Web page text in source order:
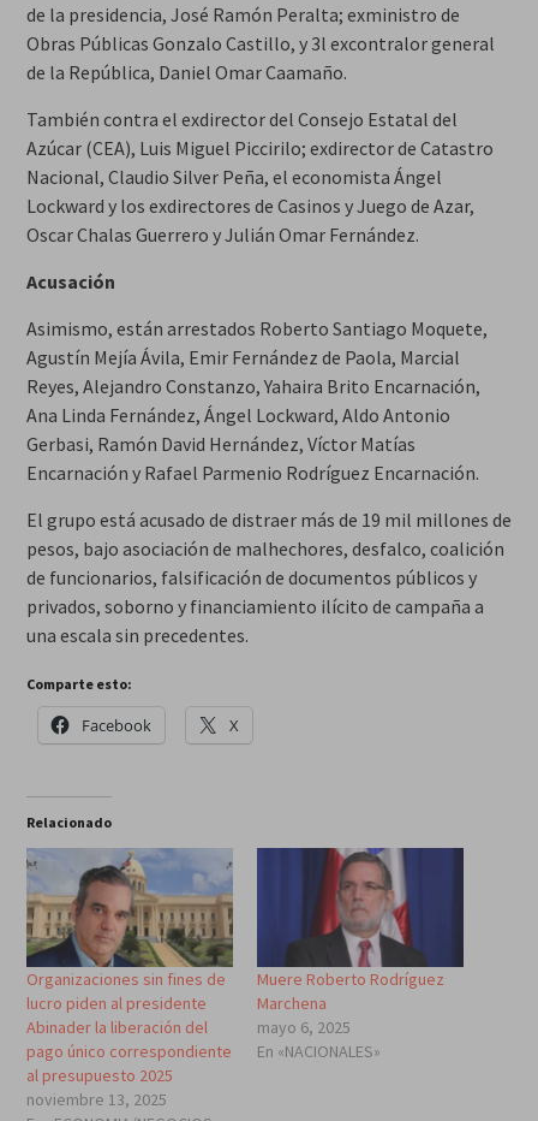
de la presidencia, José Ramón Peralta; exministro de
Obras Públicas Gonzalo Castillo, y 3l excontralor general
de la República, Daniel Omar Caamaño.
También contra el exdirector del Consejo Estatal del
Azúcar (CEA), Luis Miguel Piccirilo; exdirector de Catastro
Nacional, Claudio Silver Peña, el economista Ángel
Lockward y los exdirectores de Casinos y Juego de Azar,
Oscar Chalas Guerrero y Julián Omar Fernández.
Acusación
Asimismo, están arrestados Roberto Santiago Moquete,
Agustín Mejía Ávila, Emir Fernández de Paola, Marcial
Reyes, Alejandro Constanzo, Yahaira Brito Encarnación,
Ana Linda Fernández, Ángel Lockward, Aldo Antonio
Gerbasi, Ramón David Hernández, Víctor Matías
Encarnación y Rafael Parmenio Rodríguez Encarnación.
El grupo está acusado de distraer más de 19 mil millones de
pesos, bajo asociación de malhechores, desfalco, coalición
de funcionarios, falsificación de documentos públicos y
privados, soborno y financiamiento ilícito de campaña a
una escala sin precedentes.
Comparte esto:
Facebook X
Relacionado
Organizaciones sin fines de
lucro piden al presidente
Abinader la liberación del
pago único correspondiente
al presupuesto 2025
noviembre 13, 2025
Muere Roberto Rodríguez
Marchena
mayo 6, 2025
En «NACIONALES»